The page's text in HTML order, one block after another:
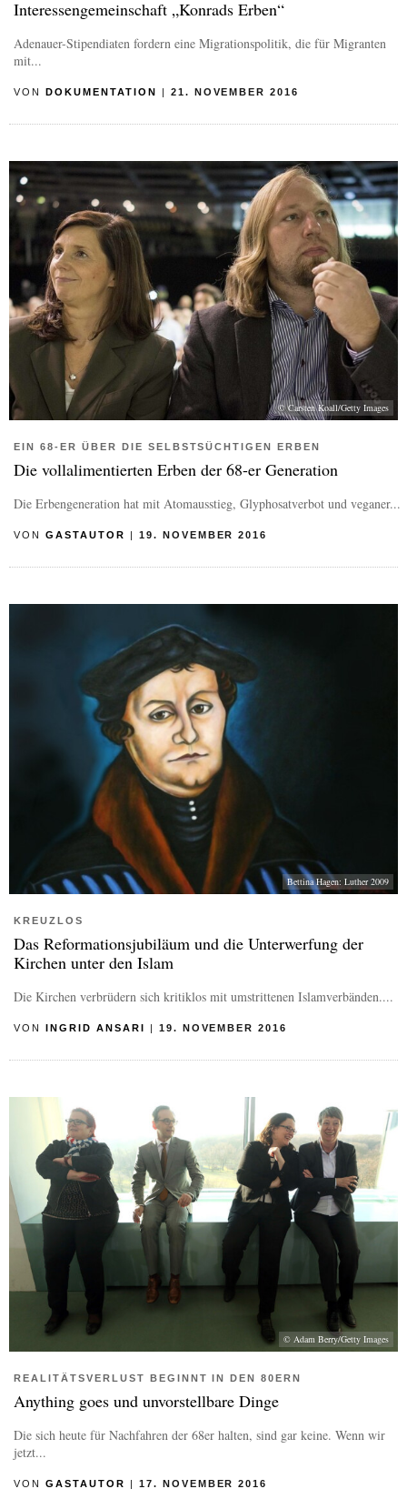
Interessengemeinschaft „Konrads Erben“
Adenauer-Stipendiaten fordern eine Migrationspolitik, die für Migranten
mit...
VON DOKUMENTATION | 21. NOVEMBER 2016
© Carsten Koall/Getty Images
EIN 68-ER ÜBER DIE SELBSTSÜCHTIGEN ERBEN
Die vollalimentierten Erben der 68-er Generation
Die Erbengeneration hat mit Atomausstieg, Glyphosatverbot und veganer...
VON GASTAUTOR | 19. NOVEMBER 2016
Bettina Hagen: Luther 2009
KREUZLOS
Das Reformationsjubiläum und die Unterwerfung der
Kirchen unter den Islam
Die Kirchen verbrüdern sich kritiklos mit umstrittenen Islamverbänden....
VON INGRID ANSARI | 19. NOVEMBER 2016
© Adam Berry/Getty Images
REALITÄTSVERLUST BEGINNT IN DEN 80ERN
Anything goes und unvorstellbare Dinge
Die sich heute für Nachfahren der 68er halten, sind gar keine. Wenn wir
jetzt...
VON GASTAUTOR 17. NOVEMBER 2016